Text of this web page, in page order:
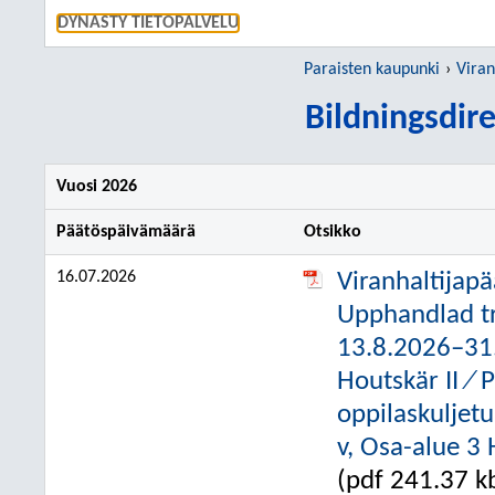
DYNASTY TIETOPALVELU
Paraisten kaupunki
Vuosi 2026
Päätöspäivämäärä Otsikko
16.07.2026
Upphandlad
Houtskär II ⁄
v, Osa-alue 3
(pdf 241.37